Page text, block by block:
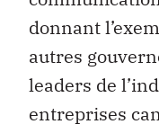
donnant
autres
leaders de
entreprises